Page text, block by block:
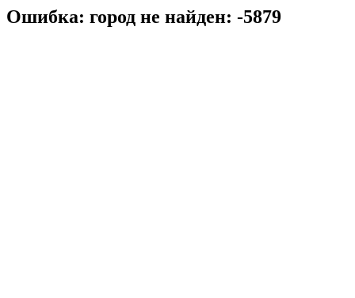
Ошибка: город не найден: -5879